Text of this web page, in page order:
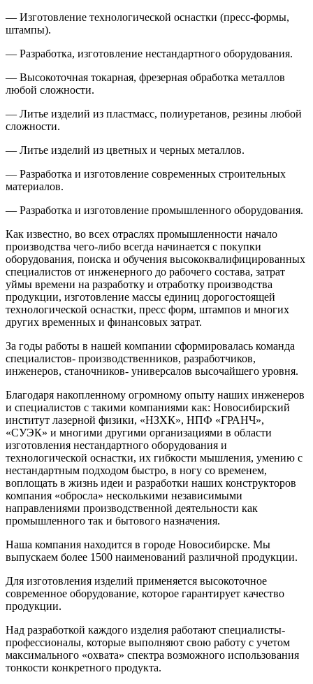
— Изготовление технологической оснастки (пресс-формы,
штампы).
— Разработка, изготовление нестандартного оборудования.
— Высокоточная токарная, фрезерная обработка металлов
любой сложности.
— Литье изделий из пластмасс, полиуретанов, резины любой
сложности.
— Литье изделий из цветных и черных металлов.
— Разработка и изготовление современных строительных
материалов.
— Разработка и изготовление промышленного оборудования.
Как известно, во всех отраслях промышленности начало
производства чего-либо всегда начинается с покупки
оборудования, поиска и обучения высококвалифицированных
специалистов от инженерного до рабочего состава, затрат
уймы времени на разработку и отработку производства
продукции, изготовление массы единиц дорогостоящей
технологической оснастки, пресс форм, штампов и многих
других временных и финансовых затрат.
За годы работы в нашей компании сформировалась команда
специалистов- производственников, разработчиков,
инженеров, станочников- универсалов высочайшего уровня.
Благодаря накопленному огромному опыту наших инженеров
и специалистов с такими компаниями как: Новосибирский
институт лазерной физики, «НЗХК», НПФ «ГРАНЧ»,
«СУЭК» и многими другими организациями в области
изготовления нестандартного оборудования и
технологической оснастки, их гибкости мышления, умению с
нестандартным подходом быстро, в ногу со временем,
воплощать в жизнь идеи и разработки наших конструкторов
компания «обросла» несколькими независимыми
направлениями производственной деятельности как
промышленного так и бытового назначения.
Наша компания находится в городе Новосибирске. Мы
выпускаем более 1500 наименований различной продукции.
Для изготовления изделий применяется высокоточное
современное оборудование, которое гарантирует качество
продукции.
Над разработкой каждого изделия работают специалисты-
профессионалы, которые выполняют свою работу с учетом
максимального «охвата» спектра возможного использования
тонкости конкретного продукта.